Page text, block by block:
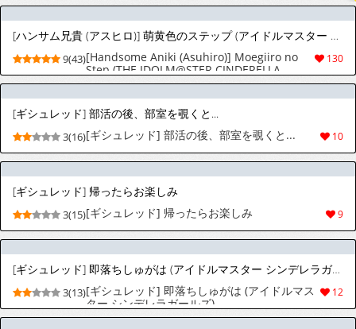
[ハンサム兄貴 (アスヒロ)] 萌黄色のステップ (アイドルマスター シンデレラガールズ) [DL版]
130
9(43)[Handsome Aniki (Asuhiro)] Moegiiro no
Step (THE IDOLM@STER CINDERELLA
GIRLS) [Digital]
[ギシュレッド] 部活の後、部室を覗くと...
10
3(16)[ギシュレッド] 部活の後、部室を覗くと...
[ギシュレッド] 帰ったらお楽しみ
9
3(15)[ギシュレッド] 帰ったらお楽しみ
[ギシュレッド] 即落ちしゅがは (アイドルマスター シンデレラガールズ)
12
3(13)[ギシュレッド] 即落ちしゅがは (アイドルマス
ター シンデレラガールズ)